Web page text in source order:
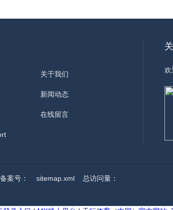
关于我们
新闻动态
在线留言
欢
备案号： sitemap.xml 总访问量：